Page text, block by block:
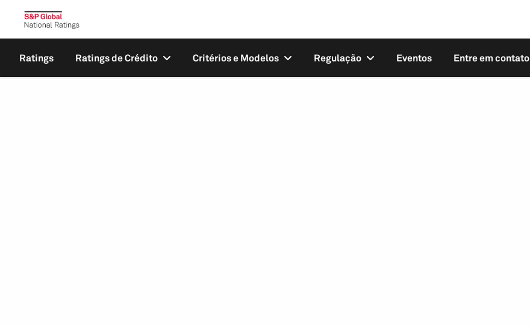
Ratings Ratings de Crédito Critérios e Modelos Regulação Eventos Entre em contato